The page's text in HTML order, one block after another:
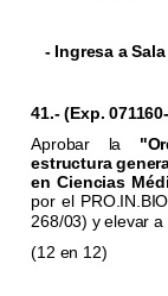
- Ingresa a
41.- (Exp.
Aprobar la
estructura
en Ciencias
por el
268/03) y elevar
(12 en 12)